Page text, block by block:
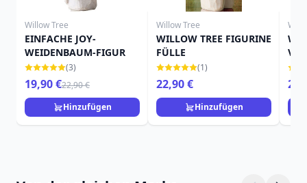
Willow Tree
EINFACHE JOY-
WEIDENBAUM-FIGUR
(3)
19,90 €22,90 €
Hinzufügen
Willow Tree
WILLOW TREE FIGURINE
FÜLLE
(1)
22,90 €
Hinzufügen